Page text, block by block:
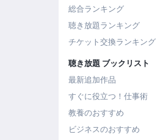
総合ランキング
聴き放題ランキング
チケット交換ランキング
聴き放題 ブックリスト
最新追加作品
すぐに役立つ！仕事術
教養のおすすめ
ビジネスのおすすめ